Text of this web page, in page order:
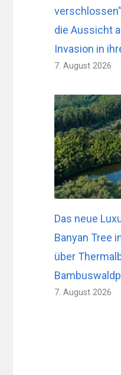
die Aussicht
Invasion in
7. August 2026
Das neue
Banyan Tree
über
7. August 2026